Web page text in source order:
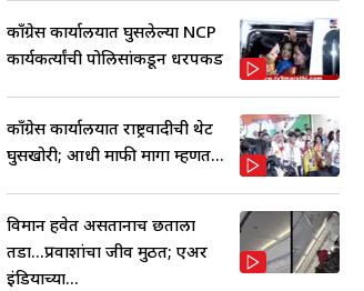
काँग्रेस कार्यालयात घुसलेल्या NCP
कार्यकर्त्यांची पोलिसांकडून धरपकड
काँग्रेस कार्यालयात राष्ट्रवादीची थेट
घुसखोरी; आधी माफी मागा म्हणत...
विमान हवेत असतानाच छताला
तडा...प्रवाशांचा जीव मुठीत; एअर
इंडियाच्या...